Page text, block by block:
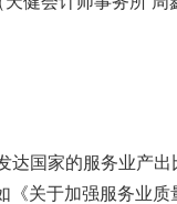
达国家的服务业产出
关于加强服务业